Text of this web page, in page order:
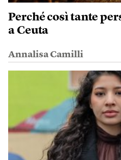
Perché così tante
a Ceuta
Annalisa Camilli